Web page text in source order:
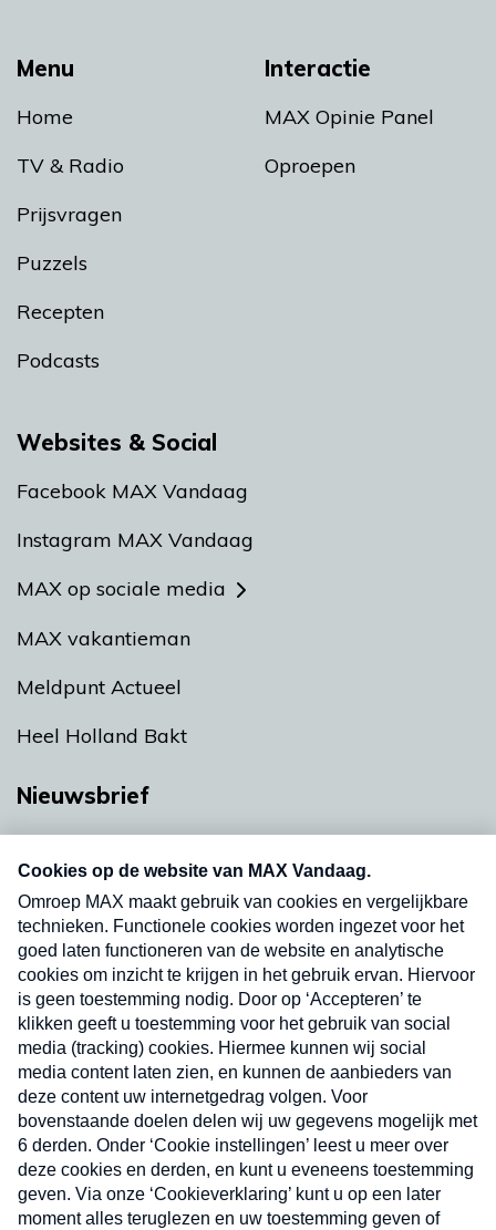
Menu
Home
TV & Radio
Prijsvragen
Puzzels
Recepten
Podcasts
Interactie
MAX Opinie Panel
Oproepen
Websites & Social
Facebook MAX Vandaag
Instagram MAX Vandaag
MAX op sociale media
MAX vakantieman
Meldpunt Actueel
Heel Holland Bakt
Nieuwsbrief
nieuwsbrief. Elke vrijdag- en dinsdagochtend in
uw mailbox.
Verzend
Nieuwsbrief
Neem hier een gratis abonnement op onze